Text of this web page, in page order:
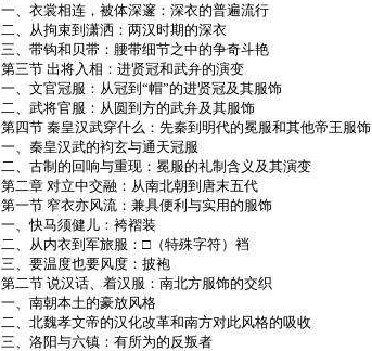
一、衣裳相连，被体深邃：深衣的普遍流行
二、从拘束到潇洒：两汉时期的深衣
三、带钩和贝带：腰带细节之中的争奇斗艳
第三节 出将入相：进贤冠和武弁的演变
一、文官冠服：从冠到“帽”的进贤冠及其服饰
二、武将官服：从圆到方的武弁及其服饰
第四节 秦皇汉武穿什么：先秦到明代的冕服和其他帝王服饰
一、秦皇汉武的袀玄与通天冠服
二、古制的回响与重现：冕服的礼制含义及其演变
第二章 对立中交融：从南北朝到唐末五代
第一节 窄衣亦风流：兼具便利与实用的服饰
一、快马须健儿：袴褶装
二、从内衣到军旅服：□（特殊字符）裆
三、要温度也要风度：披袍
第二节 说汉话、着汉服：南北方服饰的交织
一、南朝本土的豪放风格
二、北魏孝文帝的汉化改革和南方对此风格的吸收
三、洛阳与六镇：有所为的反叛者